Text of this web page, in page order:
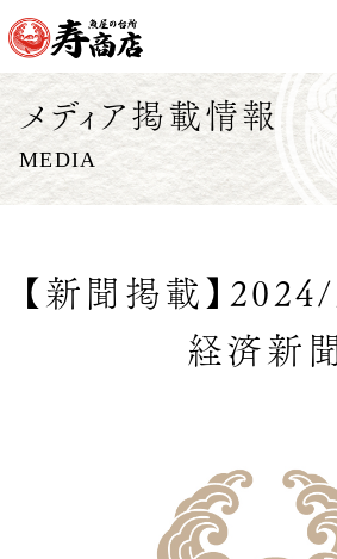
メディア掲載情報
MEDIA
【新聞掲載】
経済新